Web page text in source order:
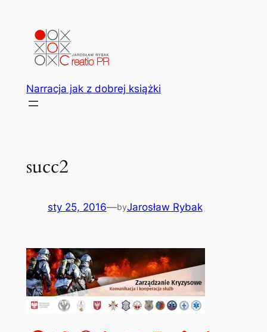
Narracja jak z dobrej książki
succ2
sty 25, 2016—byJarosław Rybak